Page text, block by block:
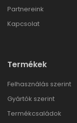
Partnereink
Kapcsolat
Termékek
Felhasználás szerint
Gyártók szerint
Termékcsaládok